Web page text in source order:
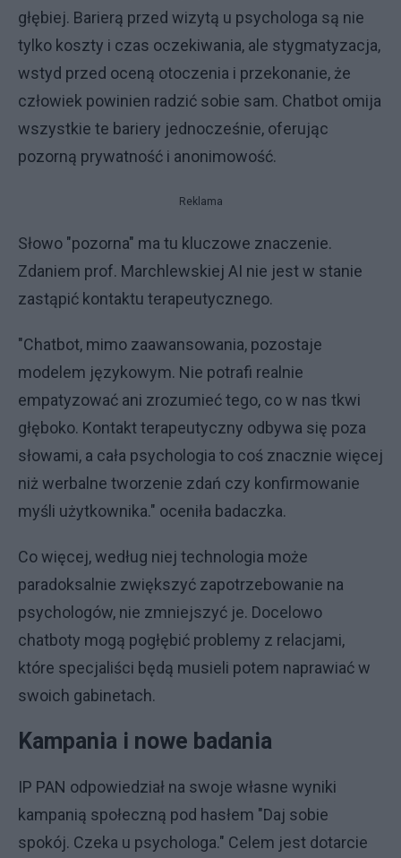
głębiej. Barierą przed wizytą u psychologa są nie
tylko koszty i czas oczekiwania, ale stygmatyzacja,
wstyd przed oceną otoczenia i przekonanie, że
człowiek powinien radzić sobie sam. Chatbot omija
wszystkie te bariery jednocześnie, oferując
pozorną prywatność i anonimowość.
Reklama
Słowo "pozorna" ma tu kluczowe znaczenie.
Zdaniem prof. Marchlewskiej AI nie jest w stanie
zastąpić kontaktu terapeutycznego.
"Chatbot, mimo zaawansowania, pozostaje
modelem językowym. Nie potrafi realnie
empatyzować ani zrozumieć tego, co w nas tkwi
głęboko. Kontakt terapeutyczny odbywa się poza
słowami, a cała psychologia to coś znacznie więcej
niż werbalne tworzenie zdań czy konfirmowanie
myśli użytkownika." oceniła badaczka.
Co więcej, według niej technologia może
paradoksalnie zwiększyć zapotrzebowanie na
psychologów, nie zmniejszyć je. Docelowo
chatboty mogą pogłębić problemy z relacjami,
które specjaliści będą musieli potem naprawiać w
swoich gabinetach.
Kampania i nowe badania
IP PAN odpowiedział na swoje własne wyniki
kampanią społeczną pod hasłem "Daj sobie
spokój. Czeka u psychologa." Celem jest dotarcie